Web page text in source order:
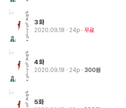
3화
2020.09.18 · 24p 무료
4화
2020.09.18 · 24p 300원
5화